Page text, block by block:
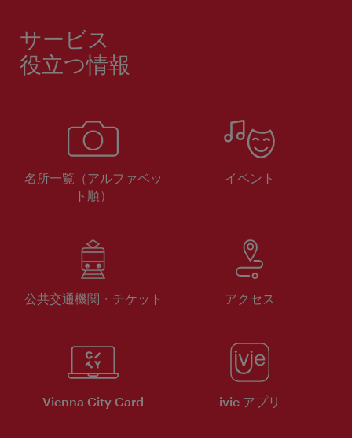
サービス
役立つ情報
名所一覧（アルファベッ
ト順）
イベント
公共交通機関・チケット アクセス
Vienna City Card ivie アプリ